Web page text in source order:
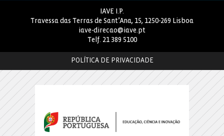
IAVE I.P.
Travessa das Terras de Sant’Ana, 15, 1250-269 Lisboa
iave-direcao@iave.pt
Telf. 21 389 5100
POLÍTICA DE PRIVACIDADE